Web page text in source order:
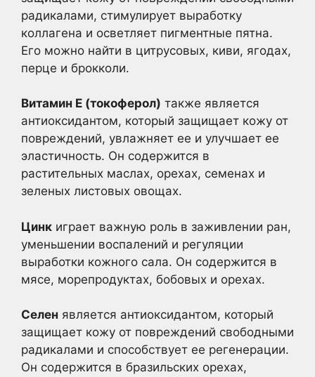
радикалами, стимулирует выработку
коллагена и осветляет пигментные пятна.
Его можно найти в цитрусовых, киви, ягодах,
перце и брокколи.
Витамин Е (токоферол) также является
антиоксидантом, который защищает кожу от
повреждений, увлажняет ее и улучшает ее
эластичность. Он содержится в
растительных маслах, орехах, семенах и
зеленых листовых овощах.
Цинк играет важную роль в заживлении ран,
уменьшении воспалений и регуляции
выработки кожного сала. Он содержится в
мясе, морепродуктах, бобовых и орехах.
Селен является антиоксидантом, который
защищает кожу от повреждений свободными
радикалами и способствует ее регенерации.
Он содержится в бразильских орехах,